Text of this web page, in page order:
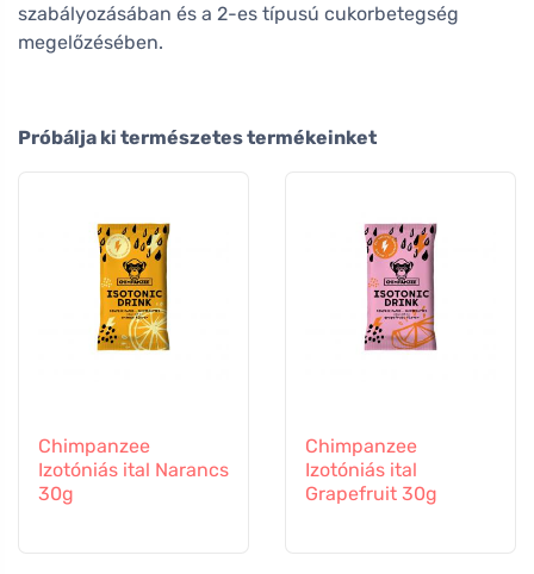
szabályozásában és a 2-es típusú cukorbetegség
megelőzésében.
Próbálja ki természetes termékeinket
Chimpanzee
Izotóniás ital Narancs
30g
Chimpanzee
Izotóniás ital
Grapefruit 30g